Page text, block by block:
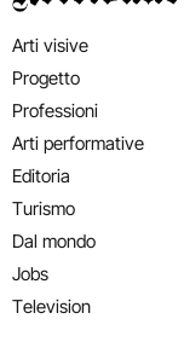
Arti visive
Progetto
Professioni
Arti performative
Editoria
Turismo
Dal mondo
Jobs
Television